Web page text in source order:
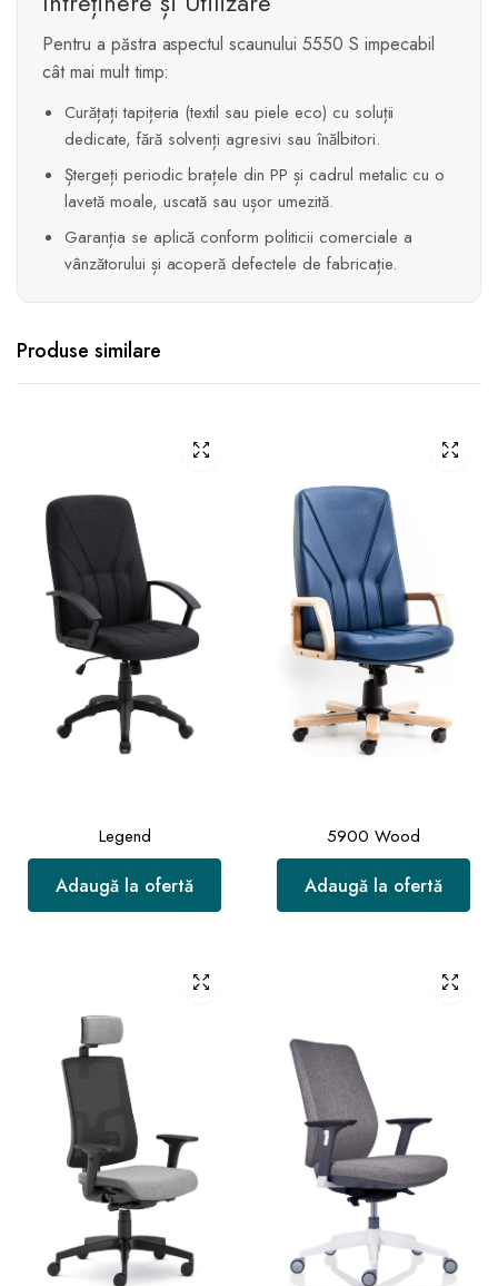
Pentru a păstra aspectul scaunului 5550 S impecabil
cât mai mult timp:
Curățați tapițeria (textil sau piele eco) cu soluții
dedicate, fără solvenți agresivi sau înălbitori.
Ștergeți periodic brațele din PP și cadrul metalic cu o
lavetă moale, uscată sau ușor umezită.
Garanția se aplică conform politicii comerciale a
vânzătorului și acoperă defectele de fabricație.
Produse similare
Legend
Adaugă la ofertă
5900 Wood
Adaugă la ofertă